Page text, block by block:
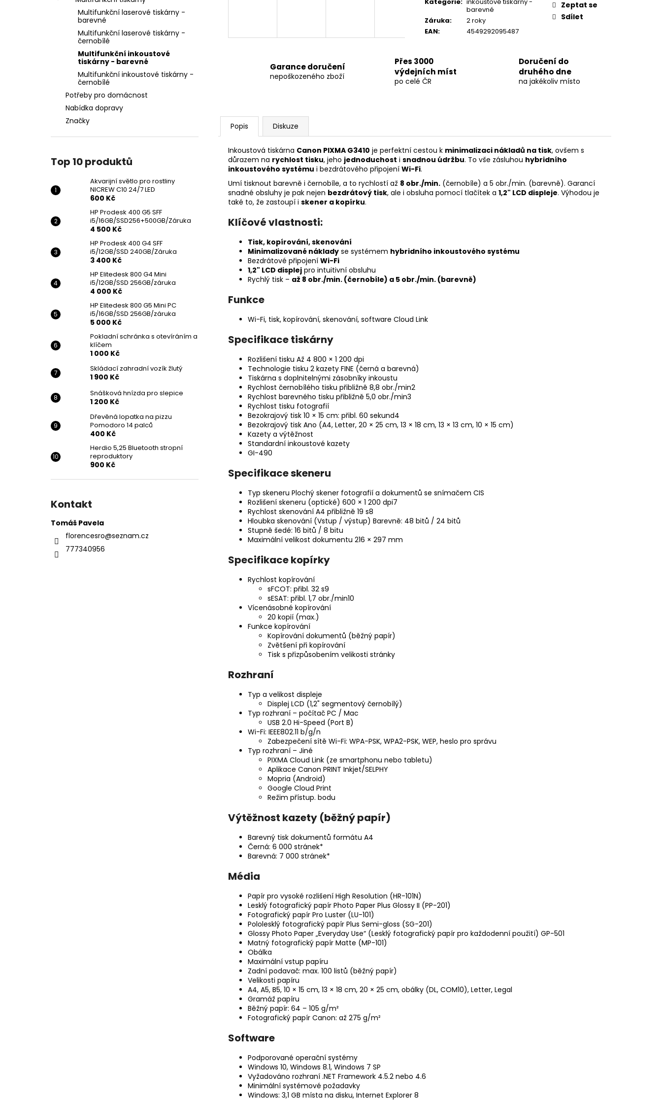
Multifunkční laserové tiskárny -
barevné
Multifunkční laserové tiskárny -
černobílé
Multifunkční inkoustové
tiskárny - barevné
Multifunkční inkoustové tiskárny -
černobílé
Potřeby pro domácnost
Nabídka dopravy
Značky
Top 10 produktů
Akvarijní světlo pro rostliny
NICREW C10 24/7 LED
600 Kč
HP Prodesk 400 G5 SFF
i5/16GB/SSD256+500GB/Záruka
4 500 Kč
HP Prodesk 400 G4 SFF
i5/12GB/SSD 240GB/Záruka
3 400 Kč
HP Elitedesk 800 G4 Mini
i5/12GB/SSD 256GB/záruka
4 000 Kč
HP Elitedesk 800 G5 Mini PC
i5/16GB/SSD 256GB/záruka
5 000 Kč
Pokladní schránka s otevíráním a
klíčem
1 000 Kč
Skládací zahradní vozík žlutý
1 900 Kč
Snášková hnízda pro slepice
1 200 Kč
Dřevěná lopatka na pizzu
Pomodoro 14 palců
400 Kč
Herdio 5,25 Bluetooth stropní
reproduktory
900 Kč
Kontakt
Tomáš Pavela
florencesro@seznam.cz
777340956
barevné
Záruka:
2 roky
EAN: 4549292095487
Zeptat se
Sdílet
Garance doručení
nepoškozeného zboží
Přes 3000
výdejních míst
po celé ČR
Doručení do
druhého dne
na jakékoliv místo
Popis Diskuze
Inkoustová tiskárna Canon PIXMA G3410 je perfektní cestou k minimalizaci nákladů na tisk, ovšem s
důrazem na rychlost tisku, jeho jednoduchost i snadnou údržbu. To vše zásluhou hybridního
inkoustového systému i bezdrátového připojení Wi-Fi.
Umí tisknout barevně i černobíle, a to rychlostí až 8 obr./min. (černobíle) a 5 obr./min. (barevně). Garancí
snadné obsluhy je pak nejen bezdrátový tisk, ale i obsluha pomocí tlačítek a 1,2" LCD displeje. Výhodou je
také to, že zastoupí i skener a kopírku.
Klíčové vlastnosti:
Tisk, kopírování, skenování
Minimalizované náklady se systémem hybridního inkoustového systému
Bezdrátové připojení Wi-Fi
1,2" LCD displej pro intuitivní obsluhu
Rychlý tisk – až 8 obr./min. (černobíle) a 5 obr./min. (barevně)
Funkce
Wi-Fi, tisk, kopírování, skenování, software Cloud Link
Specifikace tiskárny
Rozlišení tisku Až 4 800 × 1 200 dpi
Technologie tisku 2 kazety FINE (černá a barevná)
Tiskárna s doplnitelnými zásobníky inkoustu
Rychlost černobílého tisku přibližně 8,8 obr./min2
Rychlost barevného tisku přibližně 5,0 obr./min3
Rychlost tisku fotografií
Bezokrajový tisk 10 × 15 cm: přibl. 60 sekund4
Bezokrajový tisk Ano (A4, Letter, 20 × 25 cm, 13 × 18 cm, 13 × 13 cm, 10 × 15 cm)
Kazety a výtěžnost
Standardní inkoustové kazety
GI-490
Specifikace skeneru
Typ skeneru Plochý skener fotografií a dokumentů se snímačem CIS
Rozlišení skeneru (optické) 600 × 1 200 dpi7
Rychlost skenování A4 přibližně 19 s8
Hloubka skenování (Vstup / výstup) Barevně: 48 bitů / 24 bitů
Stupně šedé: 16 bitů / 8 bitu
Maximální velikost dokumentu 216 × 297 mm
Specifikace kopírky
Rychlost kopírování
sFCOT: přibl. 32 s9
sESAT: přibl. 1,7 obr./min10
Vícenásobné kopírování
20 kopií (max.)
Funkce kopírování
Kopírování dokumentů (běžný papír)
Zvětšení při kopírování
Tisk s přizpůsobením velikosti stránky
Rozhraní
Typ a velikost displeje
Displej LCD (1,2" segmentový černobílý)
Typ rozhraní – počítač PC / Mac
USB 2.0 Hi-Speed (Port B)
Wi-Fi: IEEE802.11 b/g/n
Zabezpečení sítě Wi-Fi: WPA-PSK, WPA2-PSK, WEP, heslo pro správu
Typ rozhraní – Jiné
PIXMA Cloud Link (ze smartphonu nebo tabletu)
Aplikace Canon PRINT Inkjet/SELPHY
Mopria (Android)
Google Cloud Print
Režim přístup. bodu
Výtěžnost kazety (běžný papír)
Barevný tisk dokumentů formátu A4
Černá: 6 000 stránek*
Barevná: 7 000 stránek*
Média
Papír pro vysoké rozlišení High Resolution (HR-101N)
Lesklý fotografický papír Photo Paper Plus Glossy II (PP-201)
Fotografický papír Pro Luster (LU-101)
Pololesklý fotografický papír Plus Semi-gloss (SG-201)
Glossy Photo Paper „Everyday Use“ (Lesklý fotografický papír pro každodenní použití) GP-501
Matný fotografický papír Matte (MP-101)
Obálka
Maximální vstup papíru
Zadní podavač: max. 100 listů (běžný papír)
Velikosti papíru
A4, A5, B5, 10 × 15 cm, 13 × 18 cm, 20 × 25 cm, obálky (DL, COM10), Letter, Legal
Gramáž papíru
Běžný papír: 64 – 105 g/m²
Fotografický papír Canon: až 275 g/m²
Software
Podporované operační systémy
Windows 10, Windows 8.1, Windows 7 SP
Vyžadováno rozhraní .NET Framework 4.5.2 nebo 4.6
Minimální systémové požadavky
Windows: 3,1 GB místa na disku, Internet Explorer 8
AKVARIJNÍ SVĚTLO PRO ROSTLINY
NICREW C10 24/7 LED
600 Kč
HP PRODESK 400 G4 SFF I5/12GB/SSD